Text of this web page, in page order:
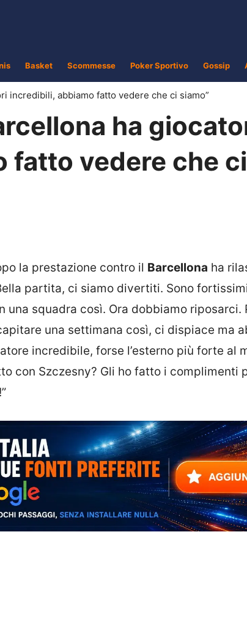
Basket Scommesse Poker Sportivo Gossip
incredibili, abbiamo fatto vedere che ci siamo”
ha
fatto vedere che ci
la prestazione contro il Barcellona ha
partita, ci siamo divertiti. Sono
squadra così. Ora dobbiamo riposarci.
una settimana così, ci dispiace ma
incredibile, forse l’esterno più forte al
con Szczesny? Gli ho fatto i complimenti